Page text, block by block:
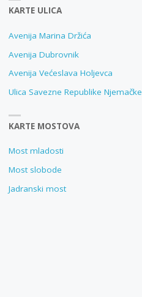
KARTE ULICA
Avenija Marina Držića
Avenija Dubrovnik
Avenija Većeslava Holjevca
Ulica Savezne Republike Njemačke
KARTE MOSTOVA
Most mladosti
Most slobode
Jadranski most